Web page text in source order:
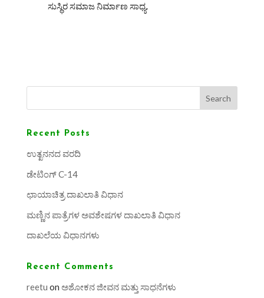
ಸುಸ್ಥಿರ ಸಮಾಜ ನಿರ್ಮಾಣ ಸಾಧ್ಯ.
Search
Recent Posts
ಉತ್ಖನನದ ವರದಿ
ಡೇಟಿಂಗ್ C-14
ಛಾಯಾಚಿತ್ರ ದಾಖಲಾತಿ ವಿಧಾನ
ಮಣ್ಣಿನ ಪಾತ್ರೆಗಳ ಅವಶೇಷಗಳ ದಾಖಲಾತಿ ವಿಧಾನ
ದಾಖಲೆಯ ವಿಧಾನಗಳು
Recent Comments
reetu on ಅಶೋಕನ ಜೀವನ ಮತ್ತು ಸಾಧನೆಗಳು